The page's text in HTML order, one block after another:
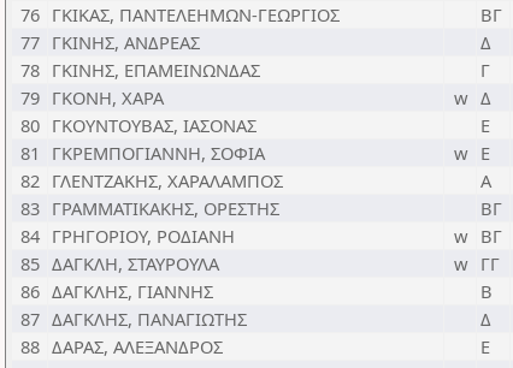
76 ΓΚΙΚΑΣ, ΠΑΝΤΕΛΕΗΜΩΝ-ΓΕΩΡΓΙΟΣ ΒΓ
77 ΓΚΙΝΗΣ, ΑΝΔΡΕΑΣ Δ
78 ΓΚΙΝΗΣ, ΕΠΑΜΕΙΝΩΝΔΑΣ Γ
79 ΓΚΟΝΗ, ΧΑΡΑ w Δ
80 ΓΚΟΥΝΤΟΥΒΑΣ, ΙΑΣΟΝΑΣ Ε
81
ΓΚΡΕΜΠΟΓΙΑΝΝΗ, ΣΟΦΙΑ w Ε
82 ΓΛΕΝΤΖΑΚΗΣ, ΧΑΡΑΛΑΜΠΟΣ Α
83 ΓΡΑΜΜΑΤΙΚΑΚΗΣ, ΟΡΕΣΤΗΣ ΒΓ
84 ΓΡΗΓΟΡΙΟΥ, ΡΟΔΙΑΝΗ w ΒΓ
85 ΔΑΓΚΛΗ, ΣΤΑΥΡΟΥΛΑ w ΓΓ
86 ΔΑΓΚΛΗΣ, ΓΙΑΝΝΗΣ Β
87 ΔΑΓΚΛΗΣ, ΠΑΝΑΓΙΩΤΗΣ Δ
88 ΔΑΡΑΣ, ΑΛΕΞΑΝΔΡΟΣ Ε